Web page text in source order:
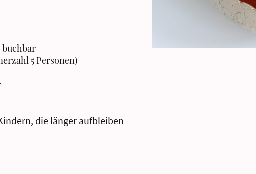
buchbar
5 Personen)
die länger aufbleiben